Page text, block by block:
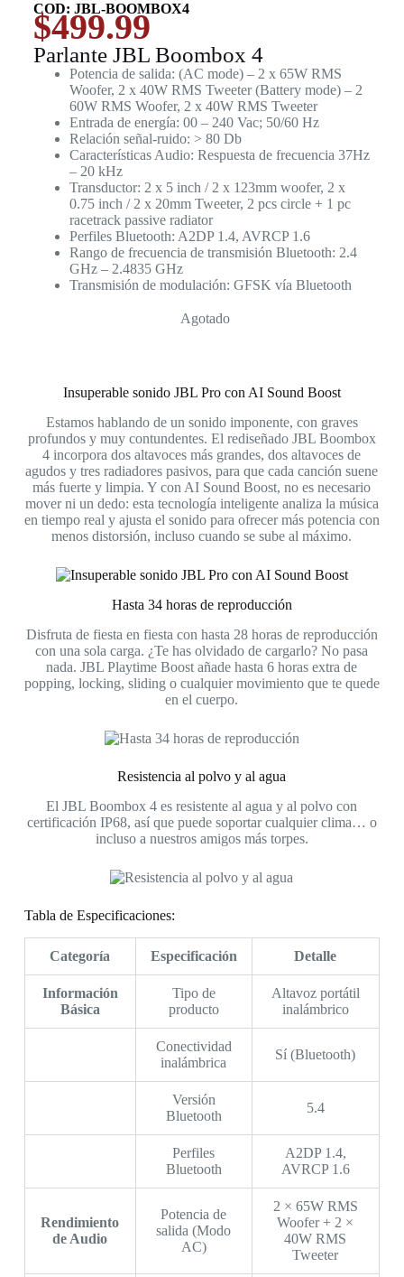
COD: JBL-BOOMBOX4
$499.99
Parlante JBL Boombox 4
Potencia de salida: (AC mode) – 2 x 65W RMS
Woofer, 2 x 40W RMS Tweeter (Battery mode) – 2
60W RMS Woofer, 2 x 40W RMS Tweeter
Entrada de energía: 00 – 240 Vac; 50/60 Hz
Relación señal-ruido: > 80 Db
Características Audio: Respuesta de frecuencia 37Hz
– 20 kHz
Transductor: 2 x 5 inch / 2 x 123mm woofer, 2 x
0.75 inch / 2 x 20mm Tweeter, 2 pcs circle + 1 pc
racetrack passive radiator
Perfiles Bluetooth: A2DP 1.4, AVRCP 1.6
Rango de frecuencia de transmisión Bluetooth: 2.4
GHz – 2.4835 GHz
Transmisión de modulación: GFSK vía Bluetooth
Agotado
Insuperable sonido JBL Pro con AI Sound Boost
Estamos hablando de un sonido imponente, con graves
profundos y muy contundentes. El rediseñado JBL Boombox
4 incorpora dos altavoces más grandes, dos altavoces de
agudos y tres radiadores pasivos, para que cada canción suene
más fuerte y limpia. Y con AI Sound Boost, no es necesario
mover ni un dedo: esta tecnología inteligente analiza la música
en tiempo real y ajusta el sonido para ofrecer más potencia con
menos distorsión, incluso cuando se sube al máximo.
Hasta 34 horas de reproducción
Disfruta de fiesta en fiesta con hasta 28 horas de reproducción
con una sola carga. ¿Te has olvidado de cargarlo? No pasa
nada. JBL Playtime Boost añade hasta 6 horas extra de
popping, locking, sliding o cualquier movimiento que te quede
en el cuerpo.
Resistencia al polvo y al agua
El JBL Boombox 4 es resistente al agua y al polvo con
certificación IP68, así que puede soportar cualquier clima… o
incluso a nuestros amigos más torpes.
Tabla de Especificaciones:
Categoría Especificación Detalle
Información
Básica
Tipo de
producto
Altavoz portátil
inalámbrico
Conectividad
inalámbrica
Sí (Bluetooth)
Versión
Bluetooth
5.4
Perfiles
Bluetooth
A2DP 1.4,
AVRCP 1.6
Rendimiento
de Audio
Potencia de
salida (Modo
AC)
2 × 65W RMS
Woofer + 2 ×
40W RMS
Tweeter